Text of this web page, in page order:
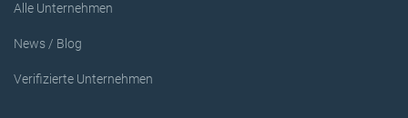
Alle Unternehmen
News / Blog
Verifizierte Unternehmen